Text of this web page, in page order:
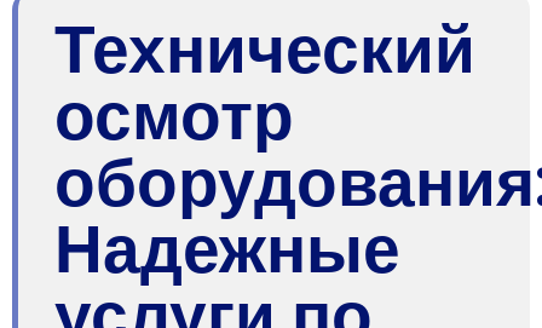
Технический
осмотр
Надежные